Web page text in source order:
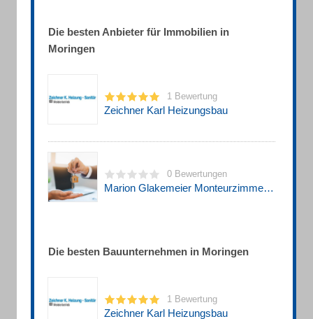
Die besten Anbieter für Immobilien in
Moringen
1 Bewertung
Zeichner Karl Heizungsbau
0 Bewertungen
Marion Glakemeier Monteurzimmer Großenrode
Die besten Bauunternehmen in Moringen
1 Bewertung
Zeichner Karl Heizungsbau